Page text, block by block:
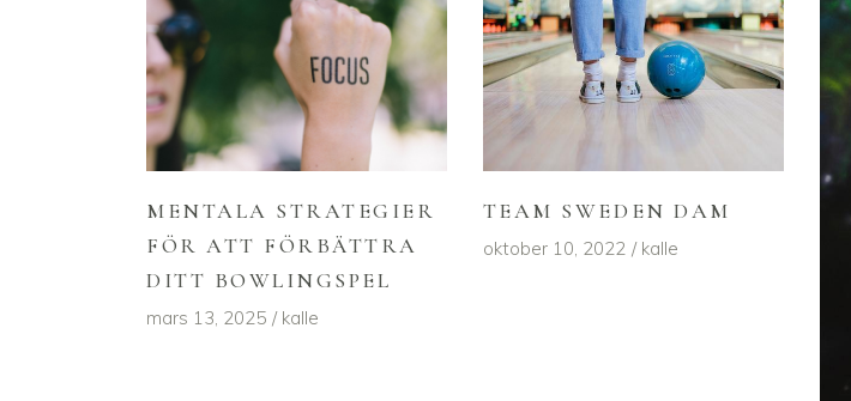
MENTALA STRATEGIER
FÖR ATT FÖRBÄTTRA
DITT BOWLINGSPEL
mars 13, 2025 kalle
TEAM SWEDEN DAM
oktober 10, 2022 kalle